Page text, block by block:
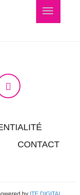
Navigation
CONTACT